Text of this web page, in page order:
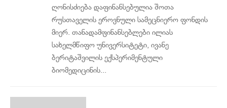
ღონისძიება დაფინანსებულია შოთა
რუსთაველის ეროვნული სამეცნიერო ფონდის
მიერ. თანადამფინანსებლები ილიას
სახელმწიფო უნივერსიტეტი, ივანე
ბერიტაშვილის ექსპერიმენტული
ბიომედიცინის...